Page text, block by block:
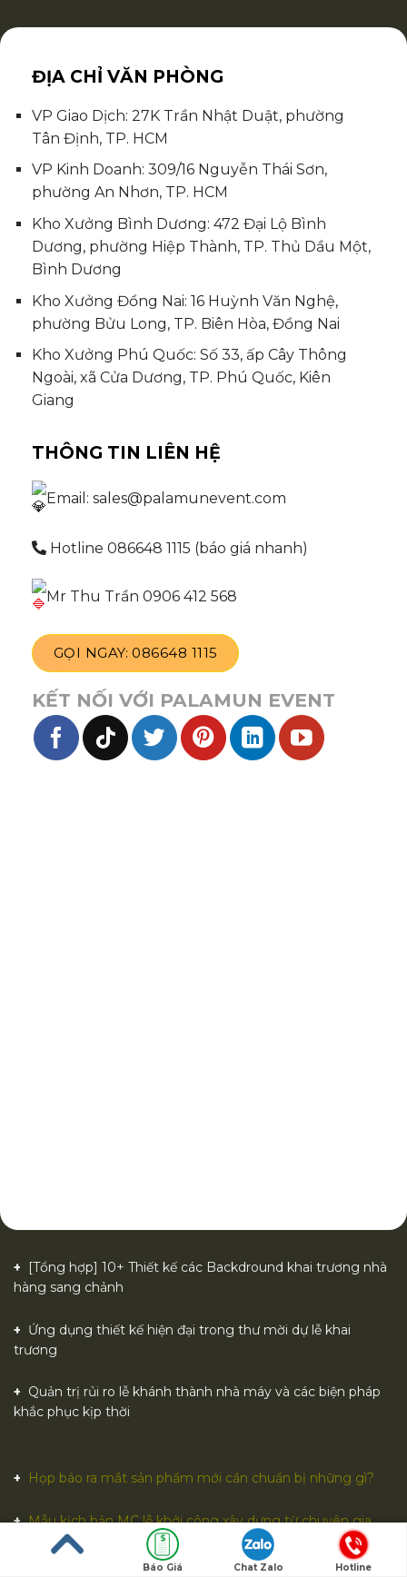
ĐỊA CHỈ VĂN PHÒNG
VP Giao Dịch: 27K Trần Nhật Duật, phường
Tân Định, TP. HCM
VP Kinh Doanh: 309/16 Nguyễn Thái Sơn,
phường An Nhơn, TP. HCM
Kho Xưởng Bình Dương: 472 Đại Lộ Bình
Dương, phường Hiệp Thành, TP. Thủ Dầu Một,
Bình Dương
Kho Xưởng Đồng Nai: 16 Huỳnh Văn Nghệ,
phường Bửu Long, TP. Biên Hòa, Đồng Nai
Kho Xưởng Phú Quốc: Số 33, ấp Cây Thông
Ngoài, xã Cửa Dương, TP. Phú Quốc, Kiên
Giang
THÔNG TIN LIÊN HỆ
Email: sales@palamunevent.com
Hotline 086648 1115 (báo giá nhanh)
Mr Thu Trần 0906 412 568
GỌI NGAY: 086648 1115
KẾT NỐI VỚI PALAMUN EVENT
[Tổng hợp] 10+ Thiết kế các Backdround khai trương nhà
hàng sang chảnh
Ứng dụng thiết kế hiện đại trong thư mời dự lễ khai
trương
Quản trị rủi ro lễ khánh thành nhà máy và các biện pháp
khắc phục kịp thời
Họp báo ra mắt sản phẩm mới cần chuẩn bị những gì?
Mẫu kịch bản MC lễ khởi công xây dựng từ chuyên gia
Kịch bản chương trình lễ khởi công xây dựng chuẩn nhất
Hotline
Chat Zalo
Báo Giá